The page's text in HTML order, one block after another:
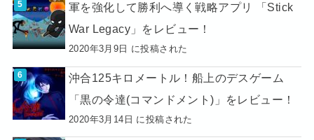
軍を強化して勝利へ導く戦略アプリ 「Stick
War Legacy」をレビュー！
2020年3月9日 に投稿された
沖合125キロメートル！船上のデスゲーム
「黒の令達(コマンドメント)」をレビュー！
2020年3月14日 に投稿された